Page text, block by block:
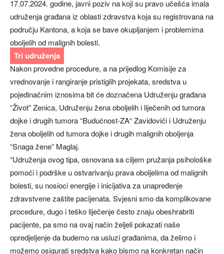
17.07.2024. godine, javni poziv na koji su pravo učešća imala
udruženja građana iz oblasti zdravstva koja su registrovana na
području Kantona, a koja se bave okupljanjem i problemima
oboljelih od malignih bolesti.
Tri udruženja
Nakon provedne procedure, a na prijedlog Komisije za
vrednovanje i rangiranje pristiglih projekata, sredstva u
pojedinačnim iznosima bit će doznačena Udruženju građana
“Život” Zenica, Udruženju žena oboljelih i liječenih od tumora
dojke i drugih tumora “Budućnost-ZA“ Zavidovići i Udruženju
žena oboljelih od tumora dojke i drugih malignih oboljenja
“Snaga žene” Maglaj.
“Udruženja ovog tipa, osnovana sa ciljem pružanja psihološke
pomoći i podrške u ostvarivanju prava oboljelima od malignih
bolesti, su nosioci energije i inicijativa za unapređenje
zdravstvene zaštite pacijenata. Svjesni smo da komplikovane
procedure, dugo i teško liječenje često znaju obeshrabriti
pacijente, pa smo na ovaj način željeli pokazati naše
opredjeljenje da budemo na usluzi građanima, da želimo i
možemo osigurati sredstva kako bismo na konkretan način